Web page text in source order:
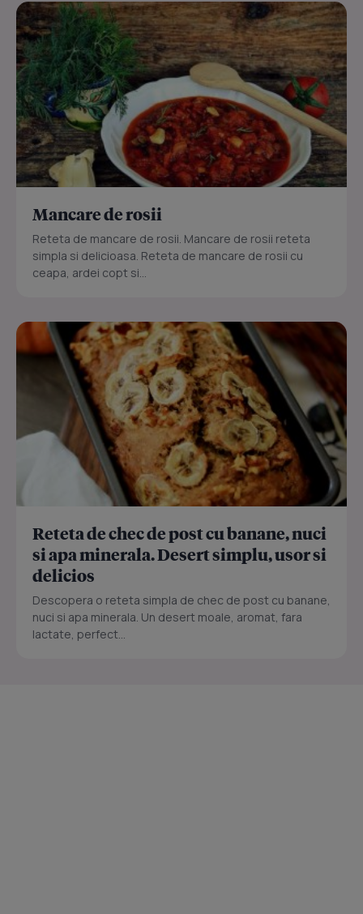
Mancare de rosii
Reteta de mancare de rosii. Mancare de rosii reteta
simpla si delicioasa. Reteta de mancare de rosii cu
ceapa, ardei copt si...
Reteta de chec de post cu banane, nuci
si apa minerala. Desert simplu, usor si
delicios
Descopera o reteta simpla de chec de post cu banane,
nuci si apa minerala. Un desert moale, aromat, fara
lactate, perfect...